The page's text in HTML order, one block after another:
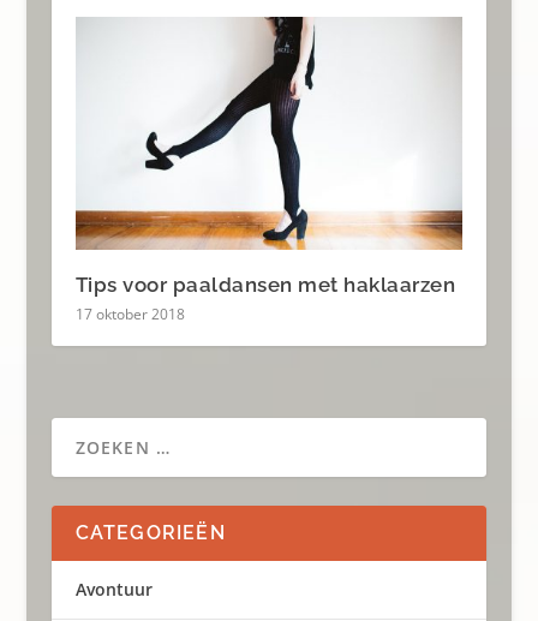
Tips voor paaldansen met haklaarzen
17 oktober 2018
CATEGORIEËN
Avontuur